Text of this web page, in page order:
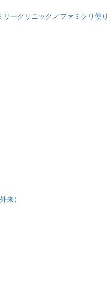
リークリニック ／ファミクリ便り
来）